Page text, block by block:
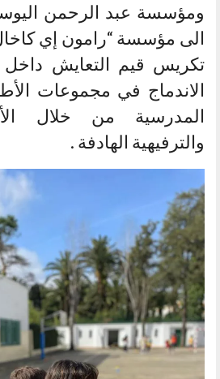
ومؤسسة عبد الرحمن
الى مؤسسة “رامون إي
تكريس قيم التعايش داخل
الاندماج في مجموعات
المدرسية من خلال
والترفيهية الهادفة .